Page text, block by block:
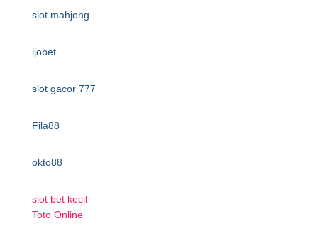
slot mahjong
ijobet
slot gacor 777
Fila88
okto88
slot bet kecil
Toto Online